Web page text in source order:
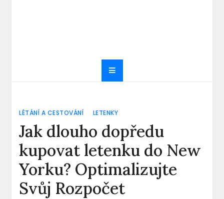
LÉTÁNÍ A CESTOVÁNÍ LETENKY
Jak dlouho dopředu
kupovat letenku do New
Yorku? Optimalizujte
Svůj Rozpočet